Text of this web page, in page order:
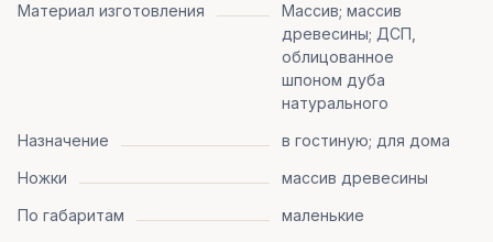
Материал изготовления
Массив; массив
древесины; ДСП,
облицованное
шпоном дуба
натурального
Назначение
в гостиную; для дома
Ножки
массив древесины
По габаритам
маленькие